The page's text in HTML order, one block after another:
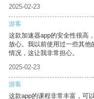
2025-02-23
游客
这款加速器app的安全性很高
放心。我以前使用过一些其他
情况，这让我非常担心。
2025-02-23
游客
这款app的课程非常丰富，可